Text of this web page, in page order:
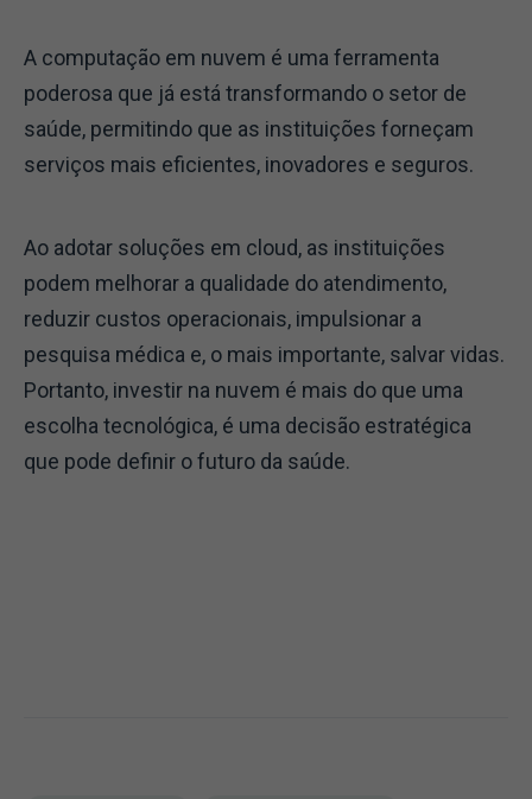
A computação em nuvem é uma ferramenta
poderosa que já está transformando o setor de
saúde, permitindo que as instituições forneçam
serviços mais eficientes, inovadores e seguros.
Ao adotar soluções em cloud, as instituições
podem melhorar a qualidade do atendimento,
reduzir custos operacionais, impulsionar a
pesquisa médica e, o mais importante, salvar vidas.
Portanto, investir na nuvem é mais do que uma
escolha tecnológica, é uma decisão estratégica
que pode definir o futuro da saúde.